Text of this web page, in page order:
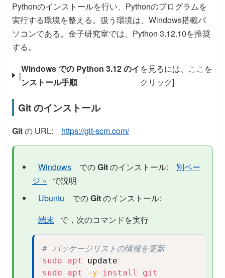
Pythonのインストールを行い、Pythonのプログラムを
実行する環境を整える。扱う環境は、Windows搭載パ
ソコンである。金子研究室では、Python 3.12.10を推奨
する。
[
Windows での Python 3.12 のイ
ンストール手順
を見るには、ここを
クリック]
Git のインストール
Gitの URL: https://git-scm.com/
Windows でのGitのインストール:
別ペー
ジ »
で説明
Ubuntu
でのGitのインストール:
端末
で，次のコマンドを実行
# パッケージリストの情報を更新
sudo
apt
sudo
apt -y install git